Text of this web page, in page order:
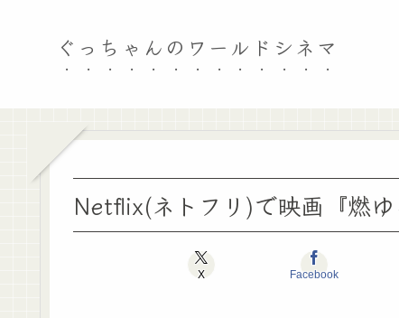
ぐっちゃんのワールドシネマ
Netflix(ネトフリ)で映画『燃
X Facebook